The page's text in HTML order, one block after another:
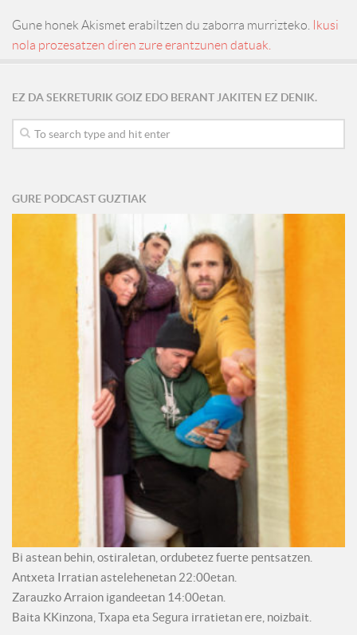
Gune honek Akismet erabiltzen du zaborra murrizteko.
Ikusi
nola prozesatzen diren zure erantzunen datuak.
EZ DA SEKRETURIK GOIZ EDO BERANT JAKITEN EZ DENIK.
GURE PODCAST GUZTIAK
Bi astean behin, ostiraletan, ordubetez fuerte pentsatzen.
Antxeta Irratian astelehenetan 22:00etan.
Zarauzko Arraion igandeetan 14:00etan.
Baita KKinzona, Txapa eta Segura irratietan ere, noizbait.